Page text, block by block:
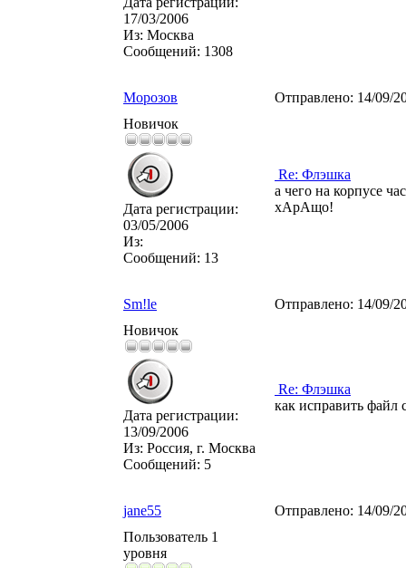
17/03/2006
Из: Москва
Сообщений: 1308
Морозов Отправлено: 14/09/
Новичок
Дата регистрации:
03/05/2006
Из:
Сообщений: 13
Re: Флэшка
а чего на корпусе
хАрАщо!
Sm!le Отправлено: 14/09/
Новичок
Дата регистрации:
13/09/2006
Из: Россия, г. Москва
Сообщений: 5
Re: Флэшка
как исправить файл
jane55 Отправлено: 14/09/
Пользователь 1
уровня